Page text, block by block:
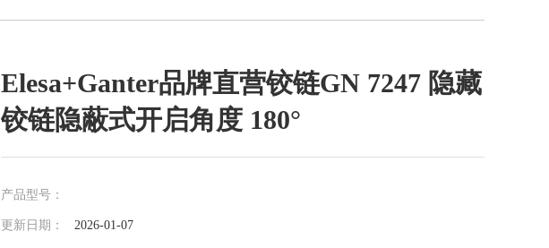
Elesa+Ganter品牌直营铰链GN 7247 隐藏
铰链隐蔽式开启角度 180°
产品型号：
更新日期： 2026-01-07